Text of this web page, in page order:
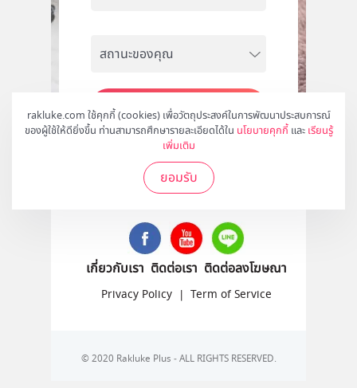
rakluke.com ใช้คุกกี้ (cookies) เพื่อวัตถุประสงค์ในการพัฒนาประสบการณ์
ของผู้ใช้ให้ดียิ่งขึ้น ท่านสามารถศึกษารายละเอียดได้ใน นโยบายคุกกี้ และ เรียนรู้
เพิ่มเติม
ยอมรับ
สมัคร
ติดตามเราได้ที่
เกี่ยวกับเรา ติดต่อเรา ติดต่อลงโฆษณา
Privacy Policy | Term of Service
© 2020 Rakluke Plus - ALL RIGHTS RESERVED.